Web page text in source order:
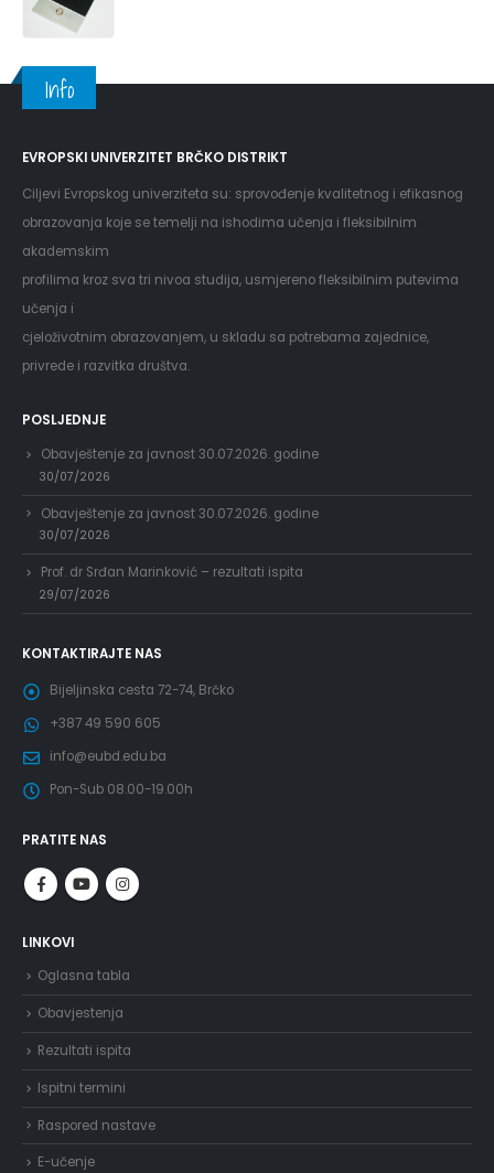
Info
EVROPSKI UNIVERZITET BRČKO DISTRIKT
Ciljevi Evropskog univerziteta su: sprovođenje kvalitetnog i efikasnog
obrazovanja koje se temelji na ishodima učenja i fleksibilnim
akademskim
profilima kroz sva tri nivoa studija, usmjereno fleksibilnim putevima
učenja i
cjeloživotnim obrazovanjem, u skladu sa potrebama zajednice,
privrede i razvitka društva.
POSLJEDNJE
Obavještenje za javnost 30.07.2026. godine
30/07/2026
Obavještenje za javnost 30.07.2026. godine
30/07/2026
Prof. dr Srđan Marinković – rezultati ispita
29/07/2026
KONTAKTIRAJTE NAS
Bijeljinska cesta 72-74, Brčko
+387 49 590 605
info@eubd.edu.ba
Pon-Sub 08.00-19.00h
PRATITE NAS
LINKOVI
Oglasna tabla
Obavjestenja
Rezultati ispita
Ispitni termini
Raspored nastave
E-učenje